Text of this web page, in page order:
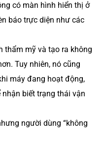
có màn hình hiển thị ở
báo trực diện như các
thẩm mỹ và tạo ra không
Tuy nhiên, nó cũng
máy đang hoạt động,
biết trạng thái vận
người dùng “không